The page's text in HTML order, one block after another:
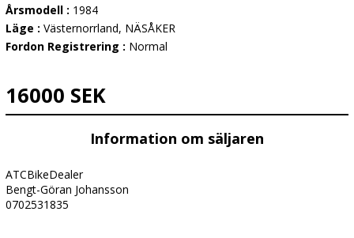
Årsmodell : 1984
Läge : Västernorrland, NÄSÅKER
Fordon Registrering : Normal
16000 SEK
Information om säljaren
ATCBikeDealer
Bengt-Göran Johansson
0702531835